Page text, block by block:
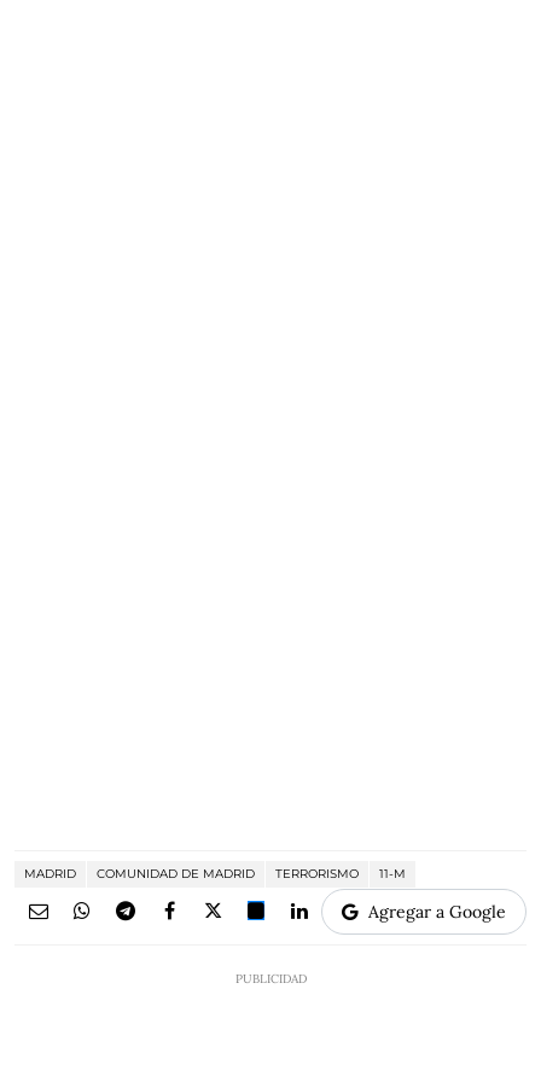
MADRID COMUNIDAD DE MADRID TERRORISMO 11-M
Agregar a Google